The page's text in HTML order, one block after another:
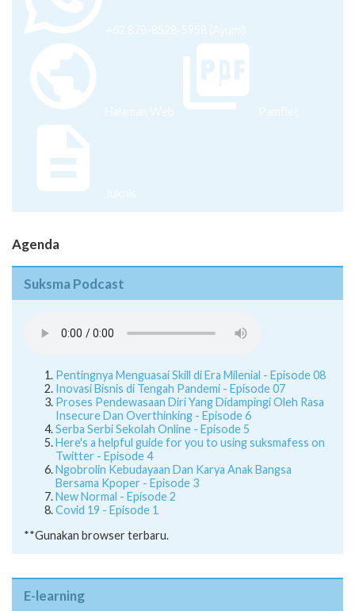
+62 878-8528-5958 (Ayumi)
Halaman Web Pamflet
Juknis
Agenda
Suksma Podcast
Pentingnya Menguasai Skill di Era Milenial - Episode 08
Inovasi Bisnis di Tengah Pandemi - Episode 07
Proses Pendewasaan Diri Yang Didampingi Oleh Rasa
Insecure Dan Overthinking - Episode 6
Serba Serbi Sekolah Online - Episode 5
Here's a helpful guide for you to using suksmafess on
Twitter - Episode 4
Ngobrolin Kebudayaan Dan Karya Anak Bangsa
Bersama Kpoper - Episode 3
New Normal - Episode 2
Covid 19 - Episode 1
**Gunakan browser terbaru.
E-learning